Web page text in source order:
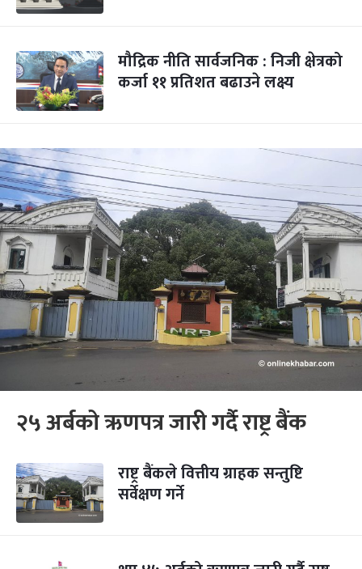
मौद्रिक नीति सार्वजनिक : निजी क्षेत्रको
कर्जा ११ प्रतिशत बढाउने लक्ष्य
२५ अर्बको ऋणपत्र जारी गर्दै राष्ट्र बैंक
राष्ट्र बैंकले वित्तीय ग्राहक सन्तुष्टि
सर्वेक्षण गर्ने